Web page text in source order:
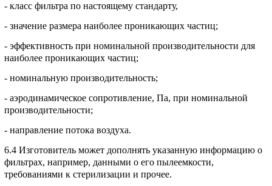
- класс фильтра по настоящему стандарту,
- значение размера наиболее проникающих частиц;
- эффективность при номинальной производительности для
наиболее проникающих частиц;
- номинальную производительность;
- аэродинамическое сопротивление, Па, при номинальной
производительности;
- направление потока воздуха.
6.4 Изготовитель может дополнять указанную информацию о
фильтрах, например, данными о его пылеемкости,
требованиями к стерилизации и прочее.